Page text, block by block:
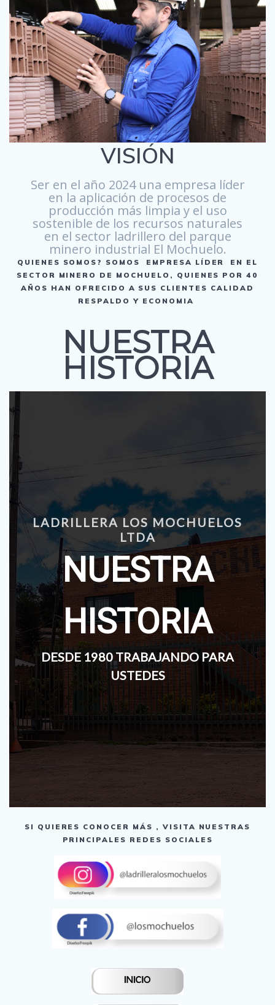
VISIÓN
Ser en el año 2024 una empresa líder
en la aplicación de procesos de
producción más limpia y el uso
sostenible de los recursos naturales
en el sector ladrillero del parque
minero industrial El Mochuelo.
QUIENES SOMOS? SOMOS EMPRESA LÍDER EN EL
SECTOR MINERO DE MOCHUELO, QUIENES POR 40
AÑOS HAN OFRECIDO A SUS CLIENTES CALIDAD
RESPALDO Y ECONOMIA
NUESTRA
HISTORIA
LADRILLERA LOS MOCHUELOS
LTDA
NUESTRA
HISTORIA
DESDE 1980 TRABAJANDO PARA
USTEDES
SI QUIERES CONOCER MÁS , VISITA NUESTRAS
PRINCIPALES REDES SOCIALES